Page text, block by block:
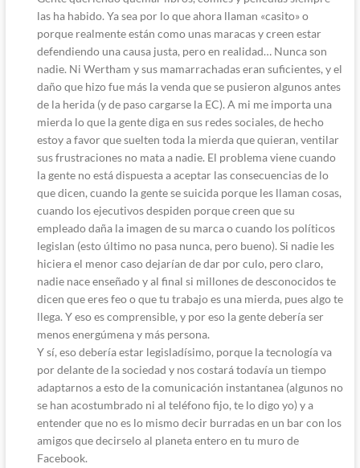
las ha habido. Ya sea por lo que ahora llaman «casito» o
porque realmente están como unas maracas y creen estar
defendiendo una causa justa, pero en realidad… Nunca son
nadie. Ni Wertham y sus mamarrachadas eran suficientes, y el
daño que hizo fue más la venda que se pusieron algunos antes
de la herida (y de paso cargarse la EC). A mi me importa una
mierda lo que la gente diga en sus redes sociales, de hecho
estoy a favor que suelten toda la mierda que quieran, ventilar
sus frustraciones no mata a nadie. El problema viene cuando
la gente no está dispuesta a aceptar las consecuencias de lo
que dicen, cuando la gente se suicida porque les llaman cosas,
cuando los ejecutivos despiden porque creen que su
empleado daña la imagen de su marca o cuando los políticos
legislan (esto último no pasa nunca, pero bueno). Si nadie les
hiciera el menor caso dejarían de dar por culo, pero claro,
nadie nace enseñado y al final si millones de desconocidos te
dicen que eres feo o que tu trabajo es una mierda, pues algo te
llega. Y eso es comprensible, y por eso la gente debería ser
menos energúmena y más persona.
Y sí, eso debería estar legisladísimo, porque la tecnología va
por delante de la sociedad y nos costará todavía un tiempo
adaptarnos a esto de la comunicación instantanea (algunos no
se han acostumbrado ni al teléfono fijo, te lo digo yo) y a
entender que no es lo mismo decir burradas en un bar con los
amigos que decirselo al planeta entero en tu muro de
Facebook.